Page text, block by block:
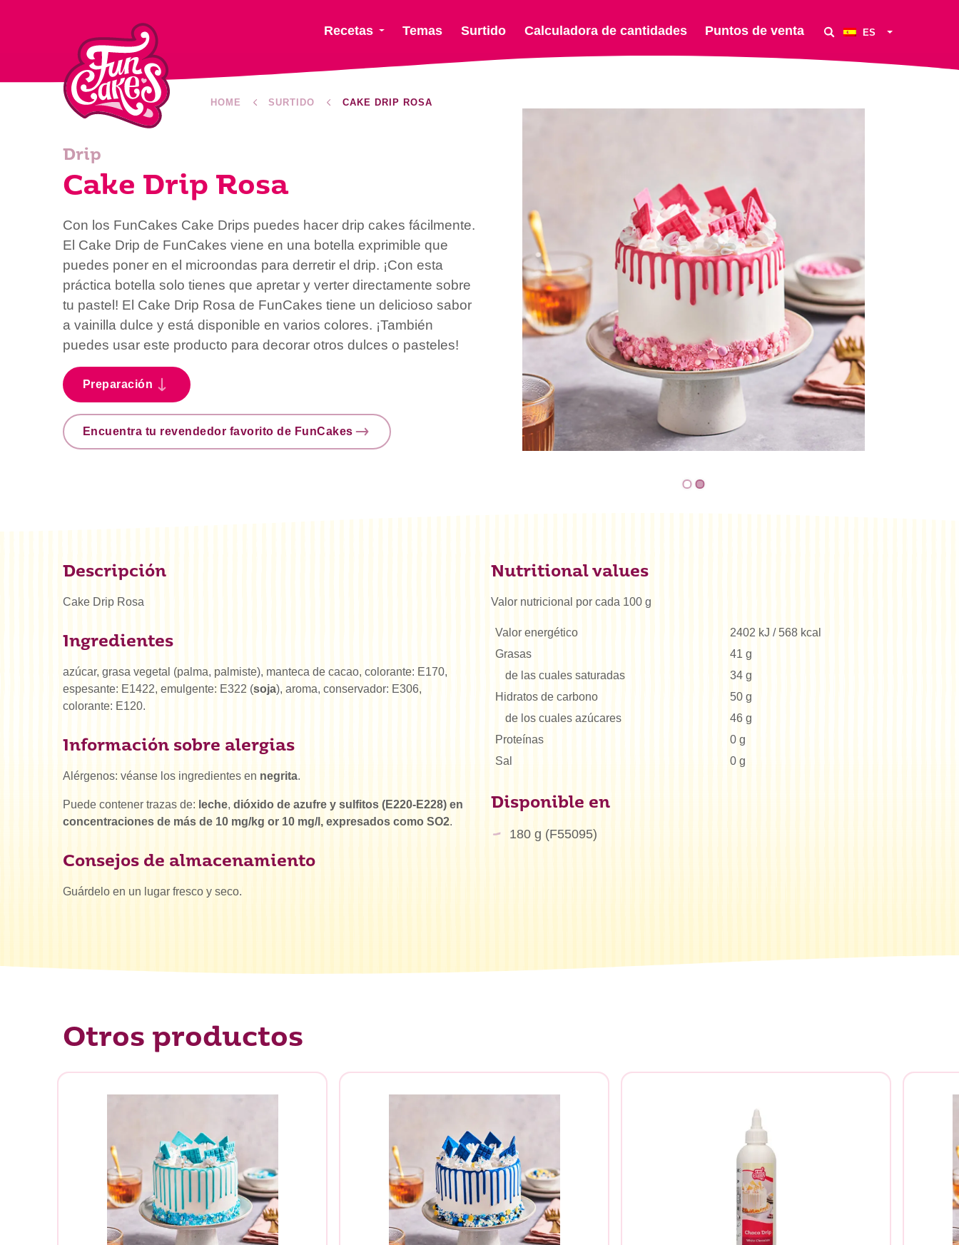
Recetas Temas Surtido Calculadora de cantidades Puntos de venta ES
HOME SURTIDO CAKE DRIP ROSA
Drip
Cake Drip Rosa
Con los FunCakes Cake Drips puedes hacer drip cakes fácilmente.
El Cake Drip de FunCakes viene en una botella exprimible que
puedes poner en el microondas para derretir el drip. ¡Con esta
práctica botella solo tienes que apretar y verter directamente sobre
tu pastel! El Cake Drip Rosa de FunCakes tiene un delicioso sabor
a vainilla dulce y está disponible en varios colores. ¡También
puedes usar este producto para decorar otros dulces o pasteles!
Preparación
Encuentra tu revendedor favorito de FunCakes
Descripción
Cake Drip Rosa
Ingredientes
azúcar, grasa vegetal (palma, palmiste), manteca de cacao, colorante: E170,
espesante: E1422, emulgente: E322 (soja), aroma, conservador: E306,
colorante: E120.
Información sobre alergias
Alérgenos: véanse los ingredientes en negrita.
Puede contener trazas de: leche, dióxido de azufre y sulfitos (E220-E228) en
concentraciones de más de 10 mg/kg or 10 mg/l, expresados como SO2.
Consejos de almacenamiento
Guárdelo en un lugar fresco y seco.
Nutritional values
Valor nutricional por cada 100 g
Valor energético
2402 kJ / 568 kcal
Grasas
41 g
de las cuales saturadas
34 g
Hidratos de carbono
50 g
de los cuales azúcares
46 g
Proteínas
0 g
Sal
0 g
Disponible en
180 g (F55095)
Otros productos